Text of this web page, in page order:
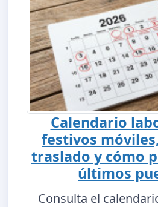
Calendario
festivos
traslado y cómo
últimos
Consulta el